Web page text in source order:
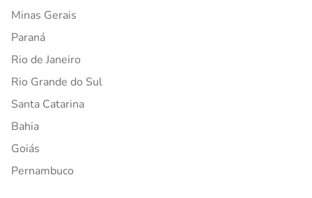
Minas Gerais
Paraná
Rio de Janeiro
Rio Grande do Sul
Santa Catarina
Bahia
Goiás
Pernambuco